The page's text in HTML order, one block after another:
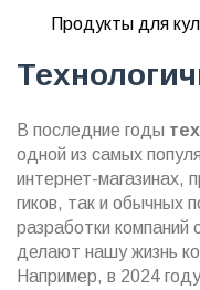
Продукты для
В последние годы
одной из самых
интернет-магазинах,
гиков, так и обычных
разработки
делают нашу жизнь
Например, в 2024